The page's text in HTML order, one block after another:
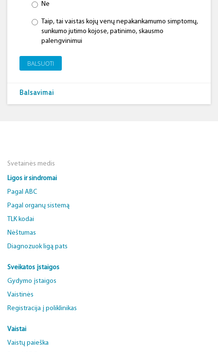
Ne
Taip, tai vaistas kojų venų nepakankamumo simptomų,
sunkumo jutimo kojose, patinimo, skausmo
palengvinimui
BALSUOTI
Balsavimai
Svetainės medis
Ligos ir sindromai
Pagal ABC
Pagal organų sistemą
TLK kodai
Nėštumas
Diagnozuok ligą pats
Sveikatos įstaigos
Gydymo įstaigos
Vaistinės
Registracija į poliklinikas
Vaistai
Vaistų paieška